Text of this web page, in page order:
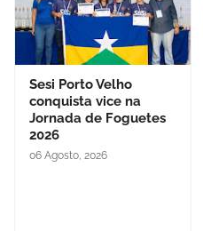
Sesi Porto Velho
conquista vice na
Jornada de Foguetes
2026
06 Agosto, 2026